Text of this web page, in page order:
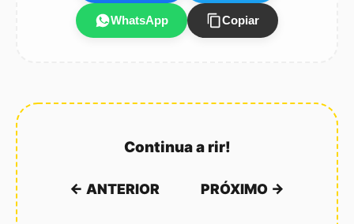
WhatsApp Copiar
Continua a rir!
← ANTERIOR PRÓXIMO →